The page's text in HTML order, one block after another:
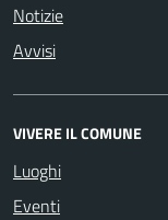
Notizie
Avvisi
VIVERE IL COMUNE
Luoghi
Eventi